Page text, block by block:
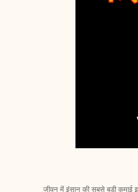
जीवन में इंसान की सबसे बड़ी कमाई